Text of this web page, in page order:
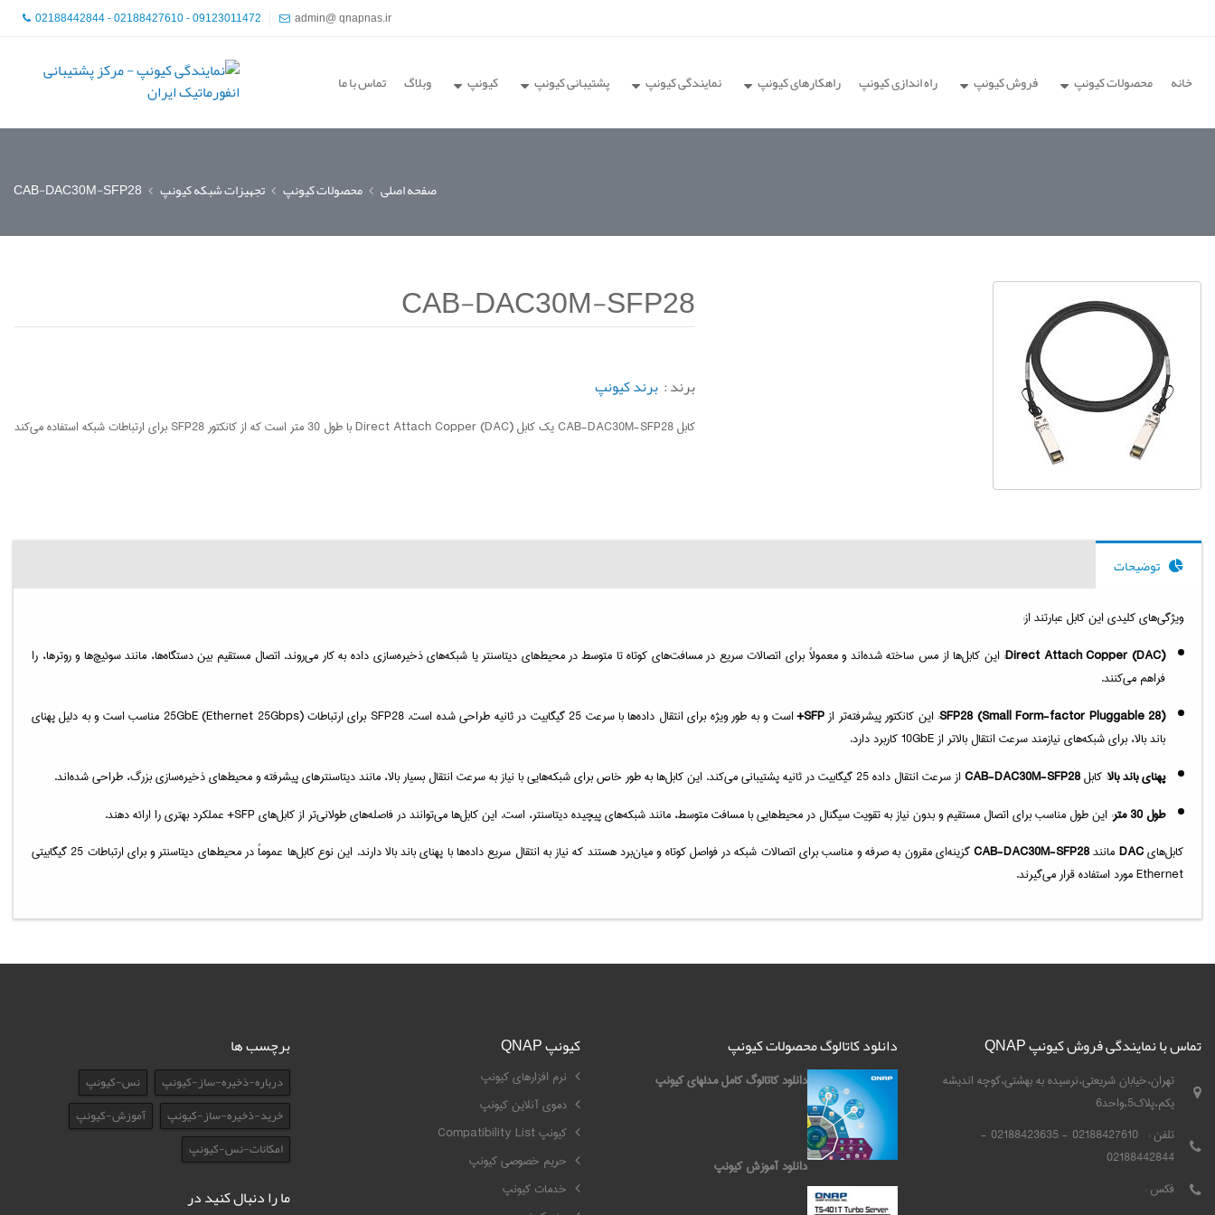
02188442844 - 02188427610 - 09123011472 admin@ qnapnas.ir
خانه محصولات کیونپ فروش کیونپ راه اندازی کیونپ راهکارهای کیونپ نمایندگی کیونپ پشتیبانی کیونپ کیونپ وبلاگ تماس با ما
صفحه اصلی محصولات کیونپ تجهیزات شبکه کیونپ CAB-DAC30M-SFP28
CAB-DAC30M-SFP28
برند : برند کیونپ
کابل CAB-DAC30M-SFP28 یک کابل Direct Attach Copper (DAC) با طول 30 متر است که از کانکتور SFP28 برای ارتباطات شبکه استفاده می‌کند
توضیحات
ویژگی‌های کلیدی این کابل عبارتند از:
Direct Attach Copper (DAC): این کابل‌ها از مس ساخته شده‌اند و معمولاً برای اتصالات سریع در مسافت‌های کوتاه تا متوسط در محیط‌های دیتاسنتر یا شبکه‌های ذخیره‌سازی داده به کار می‌روند. اتصال مستقیم بین دستگاه‌ها، مانند سوئیچ‌ها و روترها، را
فراهم می‌کنند.
SFP28 (Small Form-factor Pluggable 28): این کانکتور پیشرفته‌تر ازSFP+
است و به طور ویژه برای انتقال داده‌ها با سرعت 25 گیگابیت در ثانیه طراحی شده است. SFP28 برای ارتباطات 25GbE (Ethernet 25Gbps) مناسب است و به دلیل پهنای
باند بالا، برای شبکه‌های نیازمند سرعت انتقال بالاتر از 10GbE کاربرد دارد.
پهنای باند بالا: کابلCAB-DAC30M-SFP28از سرعت انتقال داده 25 گیگابیت در ثانیه پشتیبانی می‌کند. این کابل‌ها به طور خاص برای شبکه‌هایی با نیاز به سرعت انتقال بسیار بالا، مانند دیتاسنترهای پیشرفته و محیط‌های ذخیره‌سازی بزرگ، طراحی شده‌اند.
طول 30 متر
: این طول مناسب برای اتصال مستقیم و بدون نیاز به تقویت سیگنال در محیط‌هایی با مسافت متوسط، مانند شبکه‌های پیچیده دیتاسنتر، است. این کابل‌ها می‌توانند در فاصله‌های طولانی‌تر از کابل‌های SFP+ عملکرد بهتری را ارائه دهند.
کابل‌هایDAC مانندCAB-DAC30M-SFP28
گزینه‌ای مقرون به صرفه و مناسب برای اتصالات شبکه در فواصل کوتاه و میان‌برد هستند که نیاز به انتقال سریع داده‌ها با پهنای باند بالا دارند. این نوع کابل‌ها عموماً در محیط‌های دیتاسنتر و برای ارتباطات 25 گیگابیتی
Ethernet مورد استفاده قرار می‌گیرند.
تماس با نمایندگی فروش کیونپ QNAP
تهران،خیابان شریعتی،نرسیده به بهشتی،کوچه اندیشه
یکم،پلاک5،واحد6
تلفن :
02188427610 - 02188423635 -
02188442844
فکس :
دانلود کاتالوگ محصولات کیونپ
دانلود کاتالوگ کامل مدلهای کیونپ
دانلود آموزش کیونپ
کیونپ QNAP
نرم افزارهای کیونپ
دموی آنلاین کیونپ
کیونپ Compatibility List
حریم خصوصی کیونپ
خدمات کیونپ
برچسب ها
درباره-ذخیره-ساز-کیونپ
نس-کیونپ
خرید-ذخیره-ساز-کیونپ
آموزش-کیونپ
امکانات-نس-کیونپ
ما را دنبال کنید در